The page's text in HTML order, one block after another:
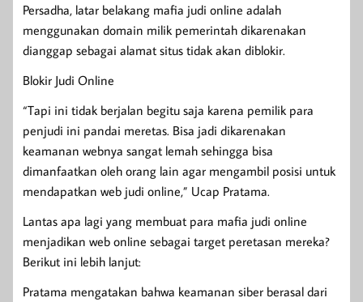
Persadha, latar belakang mafia judi online adalah
menggunakan domain milik pemerintah dikarenakan
dianggap sebagai alamat situs tidak akan diblokir.
Blokir Judi Online
“Tapi ini tidak berjalan begitu saja karena pemilik para
penjudi ini pandai meretas. Bisa jadi dikarenakan
keamanan webnya sangat lemah sehingga bisa
dimanfaatkan oleh orang lain agar mengambil posisi untuk
mendapatkan web judi online,” Ucap Pratama.
Lantas apa lagi yang membuat para mafia judi online
menjadikan web online sebagai target peretasan mereka?
Berikut ini lebih lanjut:
Pratama mengatakan bahwa keamanan siber berasal dari